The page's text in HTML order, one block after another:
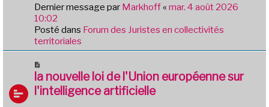
u
m
e
s
s
g
e
Dernier message par Markhoff« mar. 4 août 2026
10:02
Posté dans Forum des Juristes en collectivités
territoriales
o
u
v
la nouvelle loi de l'Union européenne sur
l'intelligence artificielle